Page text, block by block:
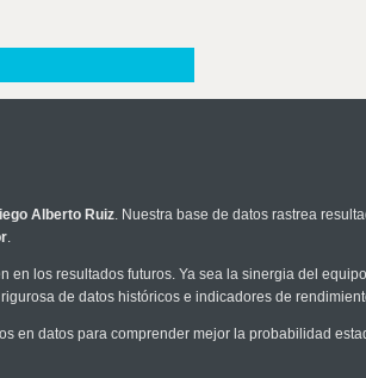
Alberto Ruiz. Nuestra base de datos rastrea
.
en los resultados futuros. Ya sea la sinergia del
de datos históricos e indicadores de
en datos para comprender mejor la probabilidad